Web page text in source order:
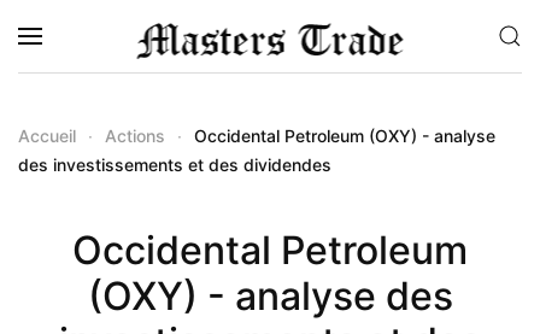
Accéder au contenu principal
Accueil Actions
Occidental Petroleum (OXY) - analyse
des investissements et des dividendes
Occidental Petroleum
(OXY) - analyse des